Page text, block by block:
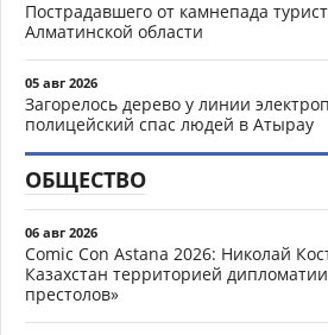
Пострадавшего от камнепада
Алматинской области
05 авг 2026
Загорелось дерево у линии
полицейский спас людей в Атырау
ОБЩЕСТВО
06 авг 2026
Comic Con Astana 2026: Николай
Казахстан территорией
престолов»